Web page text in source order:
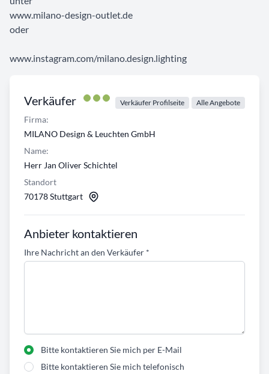
Verkäufer Verkäufer Profilseite Alle Angebote
Firma:
MILANO Design & Leuchten GmbH
Name:
Herr Jan Oliver Schichtel
Standort
70178 Stuttgart
Anbieter kontaktieren
Ihre Nachricht an den Verkäufer *
Bitte kontaktieren Sie mich per E-Mail
Bitte kontaktieren Sie mich telefonisch
www.milano-design-outlet.de
oder
www.instagram.com/milano.design.lighting